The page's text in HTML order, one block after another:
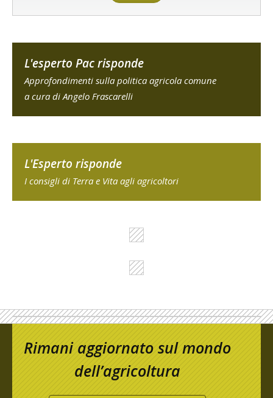
L'esperto Pac risponde
Approfondimenti sulla politica agricola comune
a cura di Angelo Frascarelli
L'Esperto risponde
I consigli di Terra e Vita agli agricoltori
Rimani aggiornato sul mondo
dell’agricoltura